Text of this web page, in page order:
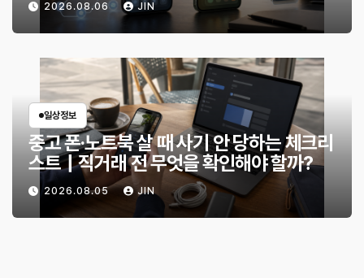
2026.08.06 JIN
일상정보
중고 폰·노트북 살 때 사기 안 당하는 체크리
스트｜직거래 전 무엇을 확인해야 할까?
2026.08.05 JIN